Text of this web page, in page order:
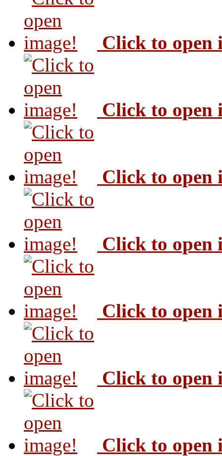
Click to open
Click to open
Click to open
Click to open
Click to open
Click to open
Click to open